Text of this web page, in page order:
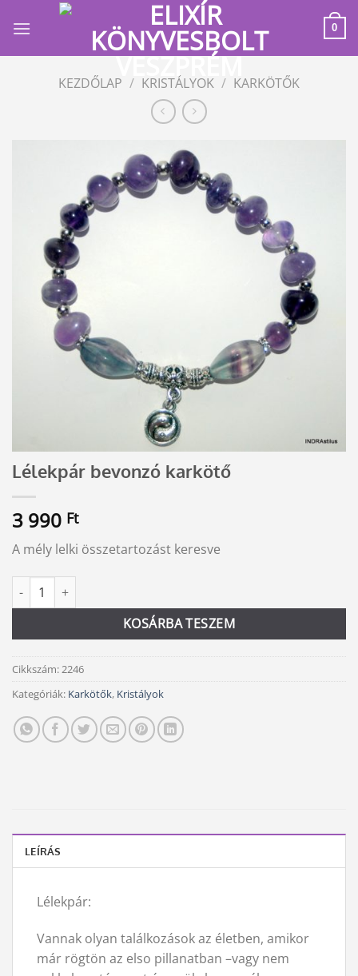
0
KEZDŐLAP / KRISTÁLYOK / KARKÖTŐK
Lélekpár bevonzó karkötő
3 990 Ft
A mély lelki összetartozást keresve
Lélekpár bevonzó karkötő mennyiség
KOSÁRBA TESZEM
Alternative:
Cikkszám:2246
Kategóriák: Karkötők, Kristályok
LEÍRÁS
Lélekpár:
Vannak olyan találkozások az életben, amikor
már rögtön az elso pillanatban –vagy nem